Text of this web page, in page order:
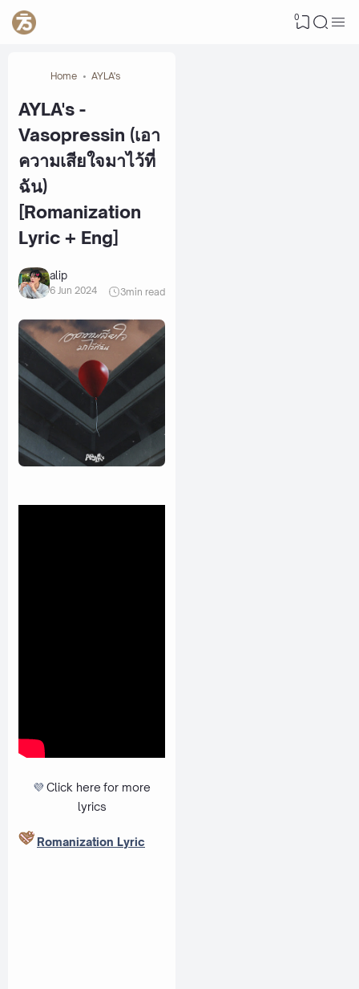
0
Home AYLA's
AYLA's -
Vasopressin (เอา
ความเสียใจมาไว้ที่
ฉัน)
[Romanization
Lyric + Eng]
alip
6 Jun 2024 3min read
💜 Click here for more
lyrics
Romanization Lyric